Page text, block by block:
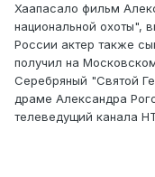
Хаапасало фильм
национальной охоты",
России актер также
получил на
Серебряный "Святой
драме Александра
телеведущий канала